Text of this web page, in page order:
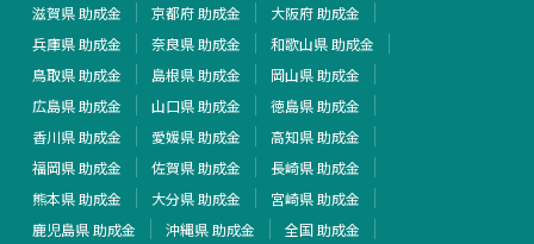
滋賀県 助成金
京都府 助成金
大阪府 助成金
兵庫県 助成金
奈良県 助成金
和歌山県 助成金
鳥取県 助成金
島根県 助成金
岡山県 助成金
広島県 助成金
山口県 助成金
徳島県 助成金
香川県 助成金
愛媛県 助成金
高知県 助成金
福岡県 助成金
佐賀県 助成金
長崎県 助成金
熊本県 助成金
大分県 助成金
宮崎県 助成金
鹿児島県 助成金
沖縄県 助成金
全国 助成金